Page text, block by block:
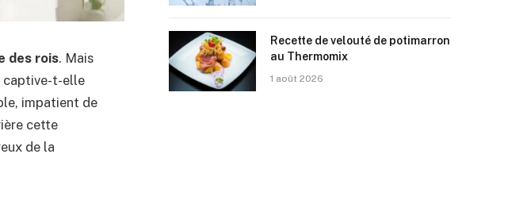
des rois. Mais
captive-t-elle
impatient de
cette
de la
Recette de velouté de potimarron
au Thermomix
1 août 2026